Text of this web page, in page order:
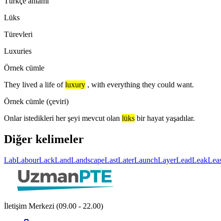
Lüks
Türevleri
Luxuries
Örnek cümle
They lived a life of luxury , with everything they could want.
Örnek cümle (çeviri)
Onlar istedikleri her şeyi mevcut olan lüks bir hayat yaşadılar.
Diğer kelimeler
LabLabourLackLandLandscapeLastLaterLaunchLayerLeadLeak
İletişim Merkezi (09.00 - 22.00)